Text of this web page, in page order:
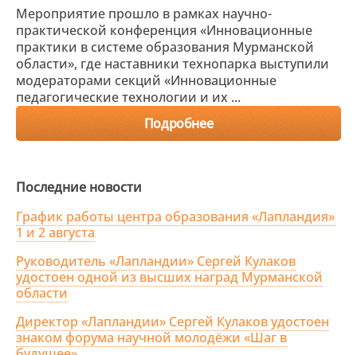
Мероприятие прошло в рамках научно-
практической конференция «Инновационные
практики в системе образования Мурманской
области», где наставники технопарка выступили
модераторами секций «Инновационные
педагогические технологии и их ...
Подробнее
Последние новости
График работы центра образования «Лапландия»
1 и 2 августа
Руководитель «Лапландии» Сергей Кулаков
удостоен одной из высших наград Мурманской
области
Директор «Лапландии» Сергей Кулаков удостоен
знаком форума научной молодёжи «Шаг в